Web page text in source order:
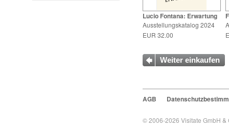
Lucio Fontana: Erwartung
Ausstellungskatalog 2024
EUR 32.00
Weiter einkaufen
AGB
© 2006-2026 Visitate GmbH &